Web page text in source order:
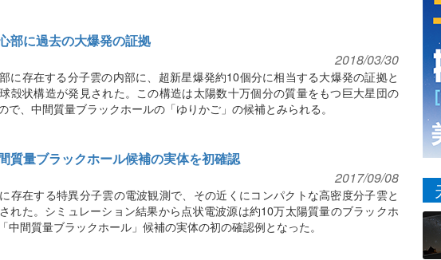
部に過去の大爆発の証拠
2018/03/30
に存在する分子雲の内部に、超新星爆発約10個分に相当する大爆発の証拠と
殻状構造が発見された。この構造は太陽数十万個分の質量をもつ巨大星団の
で、中間質量ブラックホールの「ゆりかご」の候補とみられる。
質量ブラックホール候補の実体を初確認
2017/09/08
存在する特異分子雲の電波観測で、その近くにコンパクトな高密度分子雲と
れた。シミュレーション結果から点状電波源は約10万太陽質量のブラックホ
中間質量ブラックホール」候補の実体の初の確認例となった。